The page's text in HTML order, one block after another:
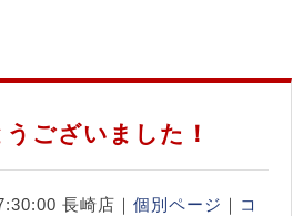
ございました！
長崎店｜ 個別ページ ｜ コ